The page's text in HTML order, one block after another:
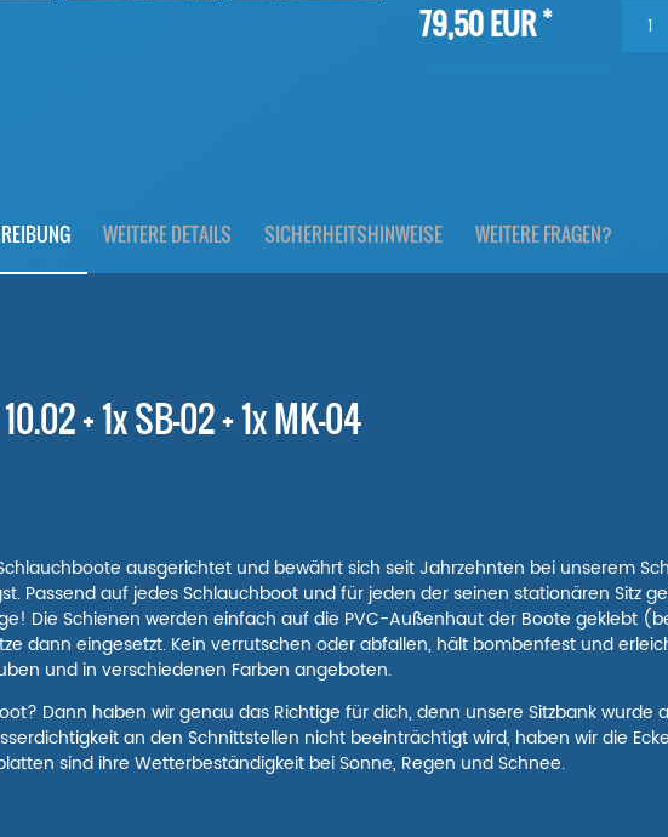
79,50 EUR*
WEITERE DETAILS SICHERHEITSHINWEISE WEITERE FRAGEN?
+ 1x SB-02 + 1x MK-04
ausgerichtet und bewährt sich seit Jahrzehnten bei unserem
Passend auf jedes Schlauchboot und für jeden der seinen stationären Sitz
Die Schienen werden einfach auf die PVC-Außenhaut der Boote geklebt
dann eingesetzt. Kein verrutschen oder abfallen, hält bombenfest und
und in verschiedenen Farben angeboten.
Dann haben wir genau das Richtige für dich, denn unsere Sitzbank wurde
an den Schnittstellen nicht beeinträchtigt wird, haben wir die
sind ihre Wetterbeständigkeit bei Sonne, Regen und Schnee.